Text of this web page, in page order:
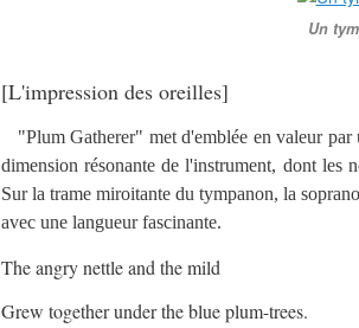
Un
[L'impression des oreilles]
"Plum Gatherer" met d'emblée en valeur par
dimension résonante de l'instrument, dont les
Sur la trame miroitante du tympanon, la
avec une langueur fascinante.
The angry nettle and the mild
Grew together under the blue plum-trees.